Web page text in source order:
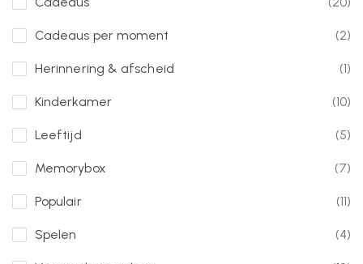
Cadeaus per moment (2)
Herinnering & afscheid (1)
Kinderkamer (10)
Leeftijd (5)
Memorybox (7)
Populair (11)
Spelen (4)